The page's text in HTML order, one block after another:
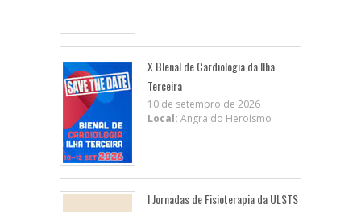
X BIenal de Cardiologia da Ilha
Terceira
10 de setembro de 2026
Local: Angra do Heroísmo
I Jornadas de Fisioterapia da ULSTS